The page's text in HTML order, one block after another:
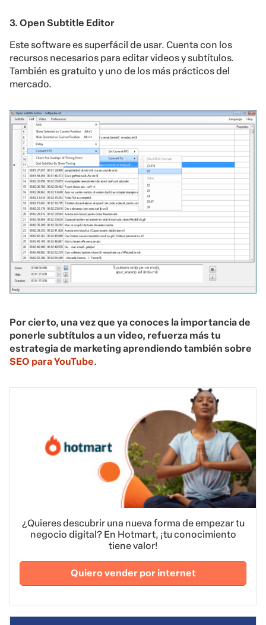
3. Open Subtitle Editor
Este software es superfácil de usar. Cuenta con los
recursos necesarios para editar videos y subtítulos.
También es gratuito y uno de los más prácticos del
mercado.
Por cierto, una vez que ya conoces la importancia de
ponerle subtítulos a un video, refuerza más tu
estrategia de marketing aprendiendo también sobre
SEO para YouTube.
¿Quieres descubrir una nueva forma de empezar tu
negocio digital? En Hotmart, ¡tu conocimiento
tiene valor!
Quiero vender por internet